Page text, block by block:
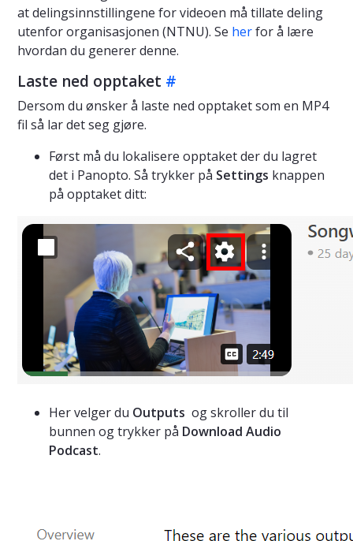
at delingsinnstillingene for videoen må tillate deling
utenfor organisasjonen (NTNU). Se herfor å lære
hvordan du generer denne.
Laste ned opptaket #
Dersom du ønsker å laste ned opptaket som en MP4
fil så lar det seg gjøre.
Først må du lokalisere opptaket der du lagret
det i Panopto. Så trykker på Settings knappen
på opptaket ditt:
Her velger du Outputs og skroller du til
bunnen og trykker på Download Audio
Podcast.